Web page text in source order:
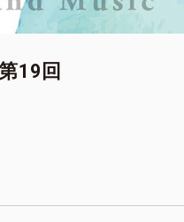
19回